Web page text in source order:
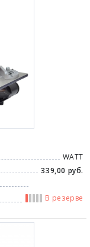
WATT
339,00 руб.
В резерве